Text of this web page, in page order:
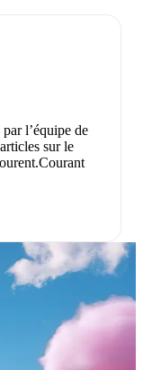
l’équipe de
sur le